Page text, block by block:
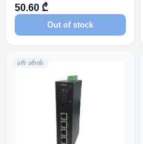
3D01R-AU
50.60 ₾
Out of stock
ᲐᲠ ᲐᲠᲘᲡ